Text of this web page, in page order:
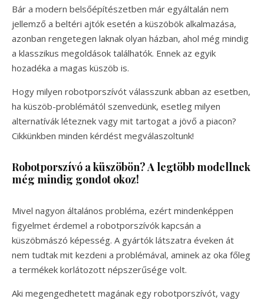
Bár a modern belsőépítészetben már egyáltalán nem
jellemző a beltéri ajtók esetén a küszöbök alkalmazása,
azonban rengetegen laknak olyan házban, ahol még mindig
a klasszikus megoldások találhatók. Ennek az egyik
hozadéka a magas küszöb is.
Hogy milyen robotporszívót válasszunk abban az esetben,
ha küszöb-problémától szenvedünk, esetleg milyen
alternatívák léteznek vagy mit tartogat a jövő a piacon?
Cikkünkben minden kérdést megválaszoltunk!
Robotporszívó a küszöbön? A legtöbb modellnek
még mindig gondot okoz!
Mivel nagyon általános probléma, ezért mindenképpen
figyelmet érdemel a robotporszívók kapcsán a
küszöbmászó képesség. A gyártók látszatra éveken át
nem tudtak mit kezdeni a problémával, aminek az oka főleg
a termékek korlátozott népszerűsége volt.
Aki megengedhetett magának egy robotporszívót, vagy